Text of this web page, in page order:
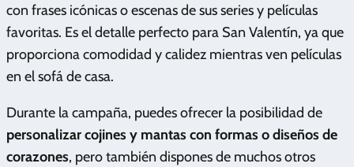
con frases icónicas o escenas de sus series y películas
favoritas. Es el detalle perfecto para San Valentín, ya que
proporciona comodidad y calidez mientras ven películas
en el sofá de casa.
Durante la campaña, puedes ofrecer la posibilidad de
personalizar cojines y mantas con formas o diseños de
corazones, pero también dispones de muchos otros